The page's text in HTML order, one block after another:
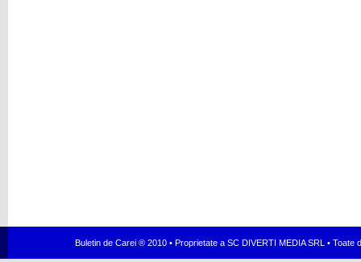
Buletin de Carei ® 2010 • Proprietate a SC DIVERTI MEDIA SRL •